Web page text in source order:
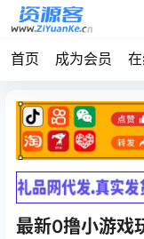
首页 成为会员
最新0撸小游戏